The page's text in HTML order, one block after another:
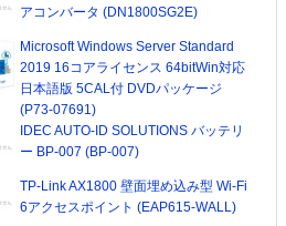
アコンバータ (DN1800SG2E)
Microsoft Windows Server Standard
2019 16コアライセンス 64bitWin対応
日本語版 5CAL付 DVDパッケージ
(P73-07691)
IDEC AUTO-ID SOLUTIONS バッテリ
ー BP-007 (BP-007)
TP-Link AX1800 壁面埋め込み型 Wi-Fi
6アクセスポイント (EAP615-WALL)